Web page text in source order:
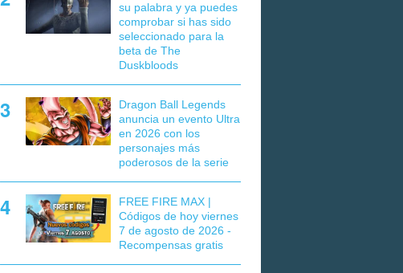
su palabra y ya puedes
comprobar si has sido
seleccionado para la
beta de The
Duskbloods
Dragon Ball Legends
anuncia un evento Ultra
en 2026 con los
personajes más
poderosos de la serie
FREE FIRE MAX |
Códigos de hoy viernes
7 de agosto de 2026 -
Recompensas gratis